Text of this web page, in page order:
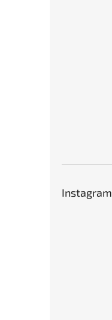
Instagram